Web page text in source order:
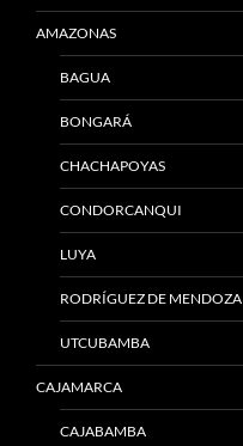
AMAZONAS
BAGUA
BONGARÁ
CHACHAPOYAS
CONDORCANQUI
LUYA
RODRÍGUEZ DE MENDOZA
UTCUBAMBA
CAJAMARCA
CAJABAMBA